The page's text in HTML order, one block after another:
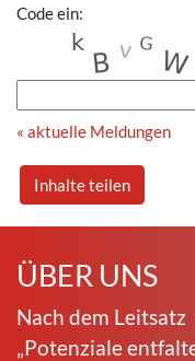
Code ein:
« aktuelle Meldungen
Inhalte teilen
ÜBER UNS
Nach dem Leitsatz
„Potenziale